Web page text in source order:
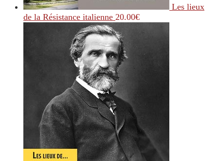
Les lieux
de la Résistance italienne 20.00€